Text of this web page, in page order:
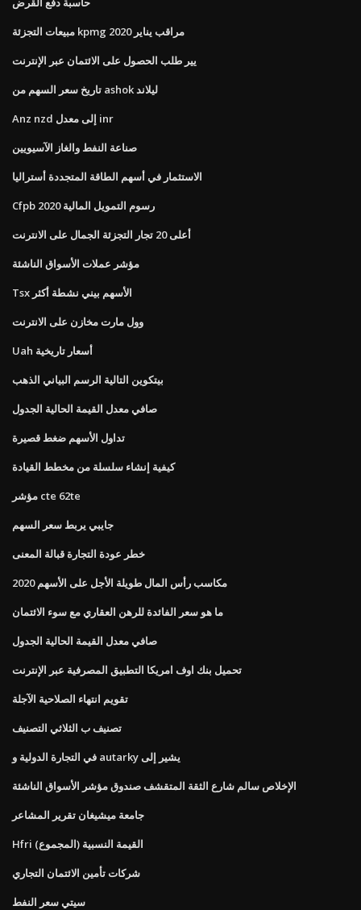
مبيعات التجزئة kpmg مراقب يناير 2020
يير طلب الحصول على الائتمان عبر الإنترنت
تاريخ سعر السهم من ashok ليلاند
Anz nzd إلى معدل inr
صناعة النفط والغاز الآسيويين
الاستثمار في أسهم الطاقة المتجددة أستراليا
Cfpb رسوم التمويل المالية 2020
أعلى 20 تجار التجزئة الجمال على الانترنت
مؤشر عملات الأسواق الناشئة
Tsx الأسهم بيني نشطة أكثر
وول مارت مخازن على الانترنت
Uah أسعار تاريخية
بيتكوين التالية الرسم البياني الذهب
صافي معدل القيمة الحالية الجدول
تداول الأسهم ضغط قصيرة
كيفية إنشاء سلسلة من مخطط القيادة
مؤشر cte 62te
جايبي يربط سعر السهم
خطر عودة التجارة قبالة المعنى
مكاسب رأس المال طويلة الأجل على الأسهم 2020
ما هو سعر الفائدة للرهن العقاري مع سوء الائتمان
صافي معدل القيمة الحالية الجدول
تحميل بنك اوف امريكا التطبيق المصرفية عبر الإنترنت
تقويم انتهاء الصلاحية الآجلة
تصنيف ب الثلاثي التصنيف
في التجارة الدولية و autarky يشير إلى
الإخلاص سالم شارع الثقة المتقشف صندوق مؤشر الأسواق الناشئة
جامعة ميشيغان تقرير المشاعر
Hfri القيمة النسبية (المجموع)
شركات تأمين الائتمان التجاري
سيتي سعر النفط